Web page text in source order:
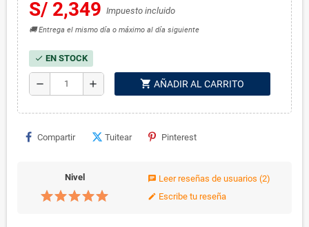
S/ 2,349 Impuesto incluido
🚚 Entrega el mismo día o máximo al día siguiente
check EN STOCK
remove add shopping_cart AÑADIR AL CARRITO
Compartir Tuitear Pinterest
Nivel chat Leer reseñas de usuarios (2)
edit Escribe tu reseña